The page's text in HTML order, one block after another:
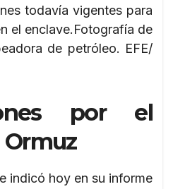
todavía vigentes para
el enclave.Fotografía de
de petróleo. EFE/
por el
indicó hoy en su informe